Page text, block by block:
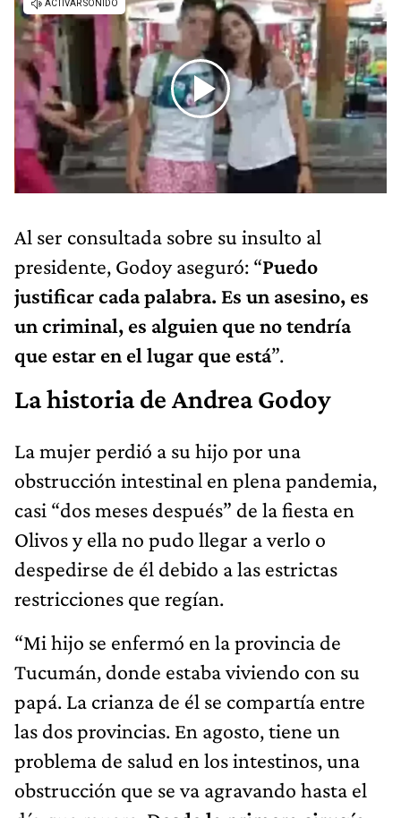
Al ser consultada sobre su insulto al
presidente, Godoy aseguró: “Puedo
justificar cada palabra. Es un asesino, es
un criminal, es alguien que no tendría
que estar en el lugar que está”.
La historia de Andrea Godoy
La mujer perdió a su hijo por una
obstrucción intestinal en plena pandemia,
casi “dos meses después” de la fiesta en
Olivos y ella no pudo llegar a verlo o
despedirse de él debido a las estrictas
restricciones que regían.
“Mi hijo se enfermó en la provincia de
Tucumán, donde estaba viviendo con su
papá. La crianza de él se compartía entre
las dos provincias. En agosto, tiene un
problema de salud en los intestinos, una
obstrucción que se va agravando hasta el